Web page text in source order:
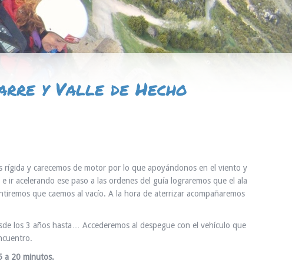
y Valle de Hecho
y carecemos de motor por lo que apoyándonos en el viento y
ir acelerando ese paso a las ordenes del guía lograremos que el ala
que caemos al vacío. A la hora de aterrizar acompañaremos
los 3 años hasta… Accederemos al despegue con el vehículo que
a 20 minutos.